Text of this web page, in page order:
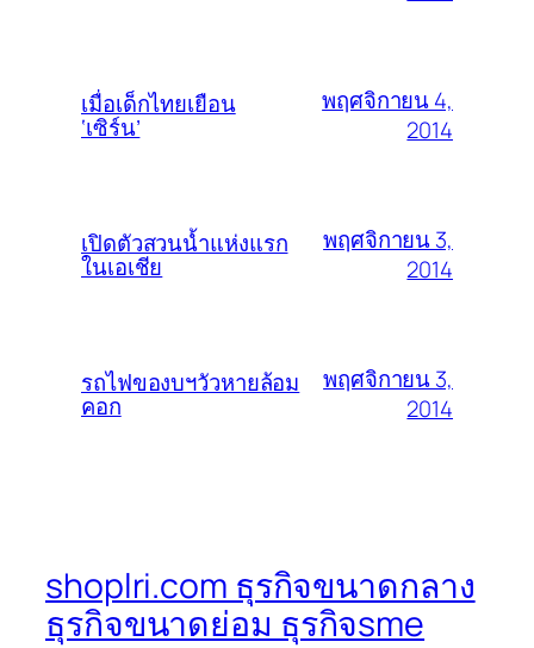
เมื่อเด็กไทยเยือน
‘เซิร์น’
พฤศจิกายน 4,
2014
เปิดตัวสวนน้ำแห่งแรก
ในเอเชีย
พฤศจิกายน 3,
2014
รถไฟของบฯวัวหายล้อม
คอก
พฤศจิกายน 3,
2014
shoplri.com ธุรกิจขนาดกลาง
ธุรกิจขนาดย่อม ธุรกิจsme